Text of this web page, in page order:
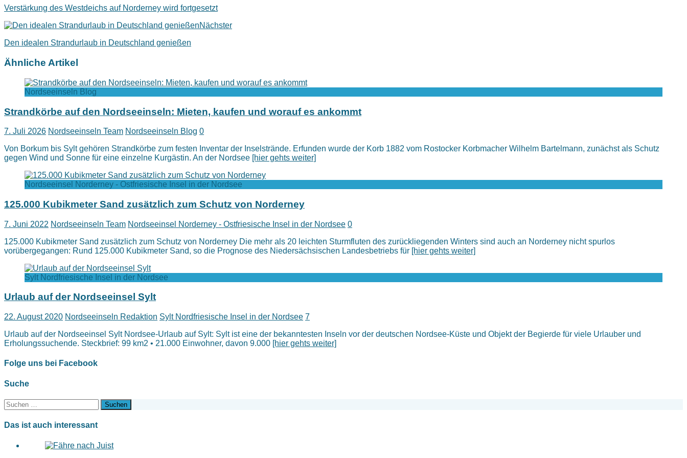
Verstärkung des Westdeichs auf Norderney wird fortgesetzt
Nächster
Den idealen Strandurlaub in Deutschland genießen
Ähnliche Artikel
Nordseeinseln Blog
Strandkörbe auf den Nordseeinseln: Mieten, kaufen und worauf es ankommt
7. Juli 2026 Nordseeinseln Team Nordseeinseln Blog 0
Von Borkum bis Sylt gehören Strandkörbe zum festen Inventar der Inselstrände. Erfunden wurde der Korb 1882 vom Rostocker Korbmacher Wilhelm Bartelmann, zunächst als Schutz
gegen Wind und Sonne für eine einzelne Kurgästin. An der Nordsee [hier gehts weiter]
Nordseeinsel Norderney - Ostfriesische Insel in der Nordsee
125.000 Kubikmeter Sand zusätzlich zum Schutz von Norderney
7. Juni 2022 Nordseeinseln Team Nordseeinsel Norderney - Ostfriesische Insel in der Nordsee 0
125.000 Kubikmeter Sand zusätzlich zum Schutz von Norderney Die mehr als 20 leichten Sturmfluten des zurückliegenden Winters sind auch an Norderney nicht spurlos
vorübergegangen: Rund 125.000 Kubikmeter Sand, so die Prognose des Niedersächsischen Landesbetriebs für [hier gehts weiter]
Sylt Nordfriesische Insel in der Nordsee
Urlaub auf der Nordseeinsel Sylt
22. August 2020 Nordseeinseln Redaktion Sylt Nordfriesische Insel in der Nordsee 7
Urlaub auf der Nordseeinsel Sylt Nordsee-Urlaub auf Sylt: Sylt ist eine der bekanntesten Inseln vor der deutschen Nordsee-Küste und Objekt der Begierde für viele Urlauber und
Erholungssuchende. Steckbrief: 99 km2 • 21.000 Einwohner, davon 9.000 [hier gehts weiter]
Folge uns bei Facebook
Suche
Suchen
nach:
Das ist auch interessant